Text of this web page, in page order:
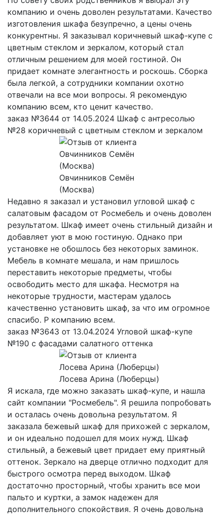
компанию и очень доволен результатами. Качество
изготовления шкафа безупречно, а цены очень
конкурентны. Я заказывал коричневый шкаф-купе с
цветным стеклом и зеркалом, который стал
отличным решением для моей гостиной. Он
придает комнате элегантность и роскошь. Сборка
была легкой, а сотрудники компании охотно
отвечали на все мои вопросы. Я рекомендую
компанию всем, кто ценит качество.
заказ №3644 от 14.05.2024 Шкаф с антресолью
№28 коричневый с цветным стеклом и зеркалом
Овчинников Семён
(Москва)
Недавно я заказал и установил угловой шкаф с
салатовым фасадом от Росмебель и очень доволен
результатом. Шкаф имеет очень стильный дизайн и
добавляет уют в мою гостиную. Однако при
установке не обошлось без некоторых заминок.
Мебель в комнате мешала, и нам пришлось
переставить некоторые предметы, чтобы
освободить место для шкафа. Несмотря на
некоторые трудности, мастерам удалось
качественно установить шкаф, за что им огромное
спасибо. Р компанию всем.
заказ №3643 от 13.04.2024 Угловой шкаф-купе
№190 с фасадами салатного оттенка
Лосева Арина (Люберцы)
Я искала, где можно заказать шкаф-купе, и нашла
сайт компании "Росмебель". Я решила попробовать
и осталась очень довольна результатом. Я
заказала бежевый шкаф для прихожей с зеркалом,
и он идеально подошел для моих нужд. Шкаф
стильный, а бежевый цвет придает ему приятный
оттенок. Зеркало на дверце отлично подходит для
быстрого осмотра перед выходом. Шкаф
достаточно просторный, чтобы хранить все мои
пальто и куртки, а замок надежен для
дополнительного спокойствия. Я очень довольна